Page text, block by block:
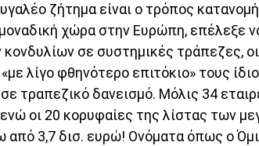
ζήτημα είναι ο τρόπος
χώρα στην Ευρώπη, επέλεξε
σε συστημικές τράπεζες,
λίγο φθηνότερο επιτόκιο» τους
τραπεζικό δανεισμό. Μόλις 34
οι 20 κορυφαίες της λίστας των
από 3,7 δισ. ευρώ! Ονόματα όπως ο